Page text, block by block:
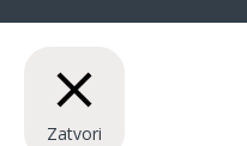
Zatvori